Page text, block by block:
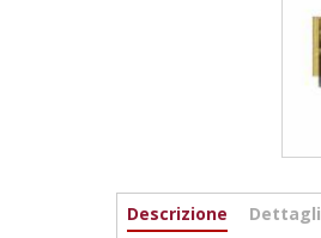
Informazioni
Descrizione (active
Dettagli